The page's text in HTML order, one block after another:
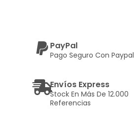
PayPal
Pago Seguro Con Paypal
Envíos Express
Stock En Más De 12.000
Referencias